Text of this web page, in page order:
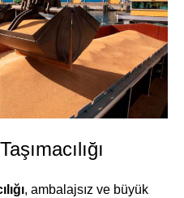
, ambalajsız ve büyük